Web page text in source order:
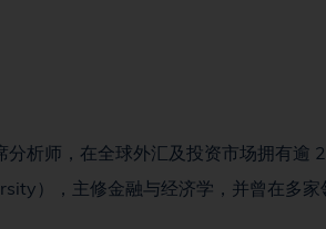
析师，在全球外汇及投资市场拥有逾
），主修金融与经济学，并曾在多家